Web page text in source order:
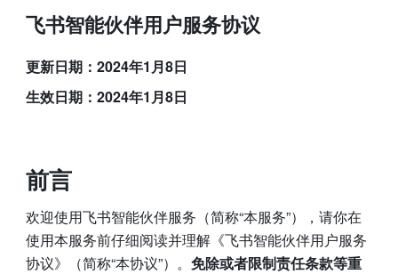
飞书智能伙伴用户服务协议
更新日期：2024年1月8日
生效日期：2024年1月8日
前言
欢迎使用飞书智能伙伴服务（简称“本服务”），请你在
使用本服务前仔细阅读并理解《飞书智能伙伴用户服务
协议》（简称“本协议”）。 免除或者限制责任条款等重